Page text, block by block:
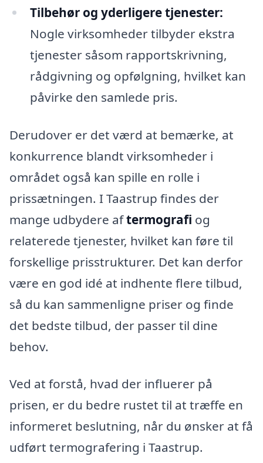
Tilbehør og yderligere tjenester:
Nogle virksomheder tilbyder ekstra
tjenester såsom rapportskrivning,
rådgivning og opfølgning, hvilket kan
påvirke den samlede pris.
Derudover er det værd at bemærke, at
konkurrence blandt virksomheder i
området også kan spille en rolle i
prissætningen. I Taastrup findes der
mange udbydere aftermografi og
relaterede tjenester, hvilket kan føre til
forskellige prisstrukturer. Det kan derfor
være en god idé at indhente flere tilbud,
så du kan sammenligne priser og finde
det bedste tilbud, der passer til dine
behov.
Ved at forstå, hvad der influerer på
prisen, er du bedre rustet til at træffe en
informeret beslutning, når du ønsker at få
udført termografering i Taastrup.